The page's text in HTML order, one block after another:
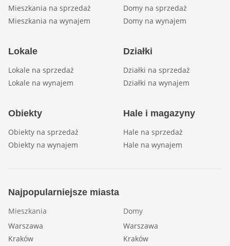
Mieszkania na sprzedaż
Mieszkania na wynajem
Domy na sprzedaż
Domy na wynajem
Lokale
Lokale na sprzedaż
Lokale na wynajem
Działki
Działki na sprzedaż
Działki na wynajem
Obiekty
Obiekty na sprzedaż
Obiekty na wynajem
Hale i magazyny
Hale na sprzedaż
Hale na wynajem
Najpopularniejsze miasta
Mieszkania
Warszawa
Kraków
Domy
Warszawa
Kraków